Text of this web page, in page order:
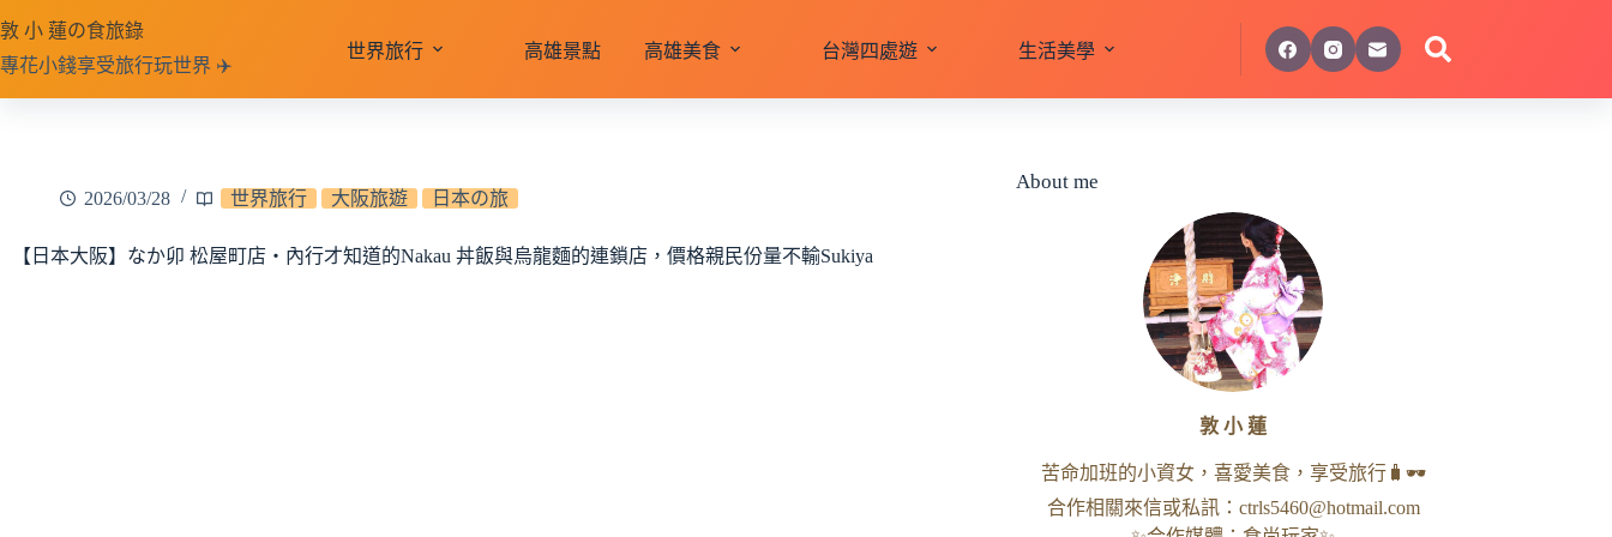
至
主
要
敦 小 蓮の食旅錄
專花小錢享受旅行玩世界 ✈️
世界旅行 高雄景點 高雄美食 台灣四處遊 生活美學
2026/03/28 世界旅行 大阪旅遊 日本の旅
【日本大阪】なか卯 松屋町店‧內行才知道的Nakau 丼飯與烏龍麵的連鎖店，價格親民份量不輸Sukiya
About me
敦 小 蓮
苦命加班的小資女，喜愛美食，享受旅行🧳🕶
合作相關來信或私訊： ctrls5460@hotmail.com